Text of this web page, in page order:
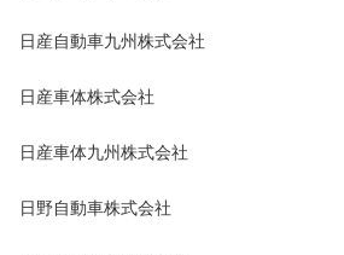
日産自動車九州株式会社
日産車体株式会社
日産車体九州株式会社
日野自動車株式会社